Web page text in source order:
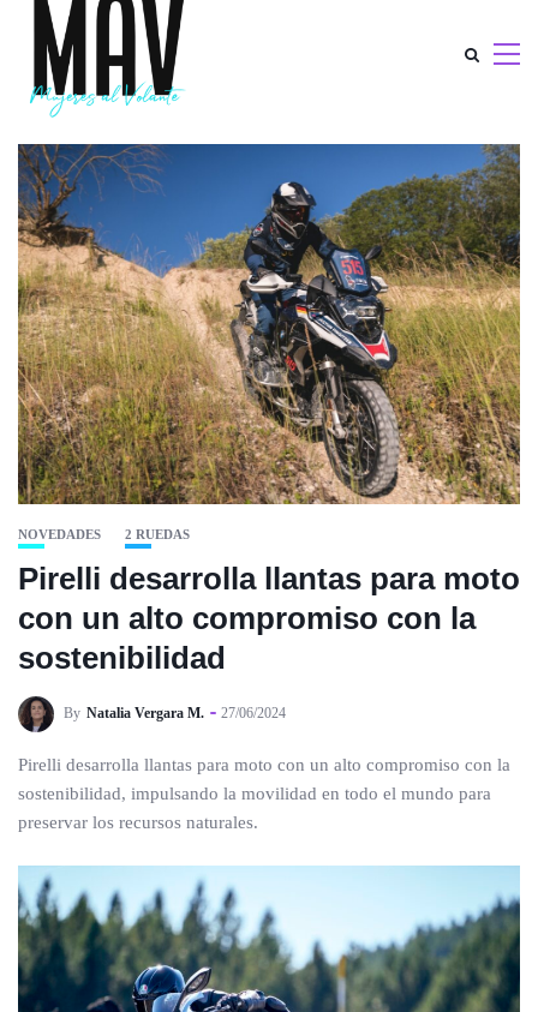
NOVEDADES 2 RUEDAS
Pirelli desarrolla llantas para moto
con un alto compromiso con la
sostenibilidad
By Natalia Vergara M. 27/06/2024
Pirelli desarrolla llantas para moto con un alto compromiso con la
sostenibilidad, impulsando la movilidad en todo el mundo para
preservar los recursos naturales.